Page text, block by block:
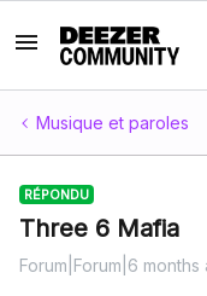
Musique et paroles
RÉPONDU
Three 6 Mafia
Forum|Forum|6 months